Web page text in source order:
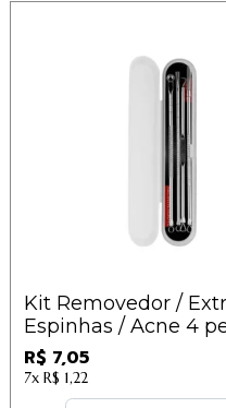
Kit Removedor /
Espinhas / Acne 4
Sortidos
R$ 7,05
7x R$ 1,22